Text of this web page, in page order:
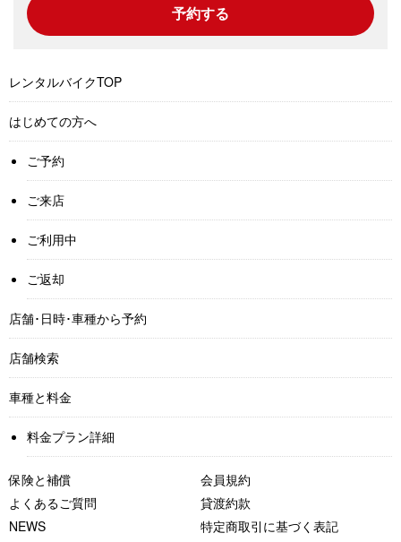
予約する
レンタルバイクTOP
はじめての方へ
ご予約
ご来店
ご利用中
ご返却
店舗･日時･車種から予約
店舗検索
車種と料金
料金プラン詳細
保険と補償
よくあるご質問
NEWS
会員規約
貸渡約款
特定商取引に基づく表記